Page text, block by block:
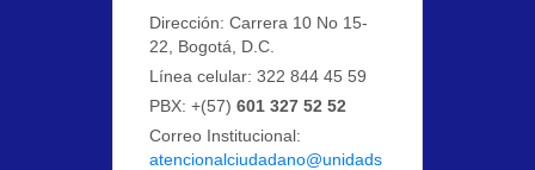
Dirección: Carrera 10 No 15-
22, Bogotá, D.C.
Línea celular: 322 844 45 59
PBX: +(57)601 327 52 52
Correo Institucional:
atencionalciudadano@unidads